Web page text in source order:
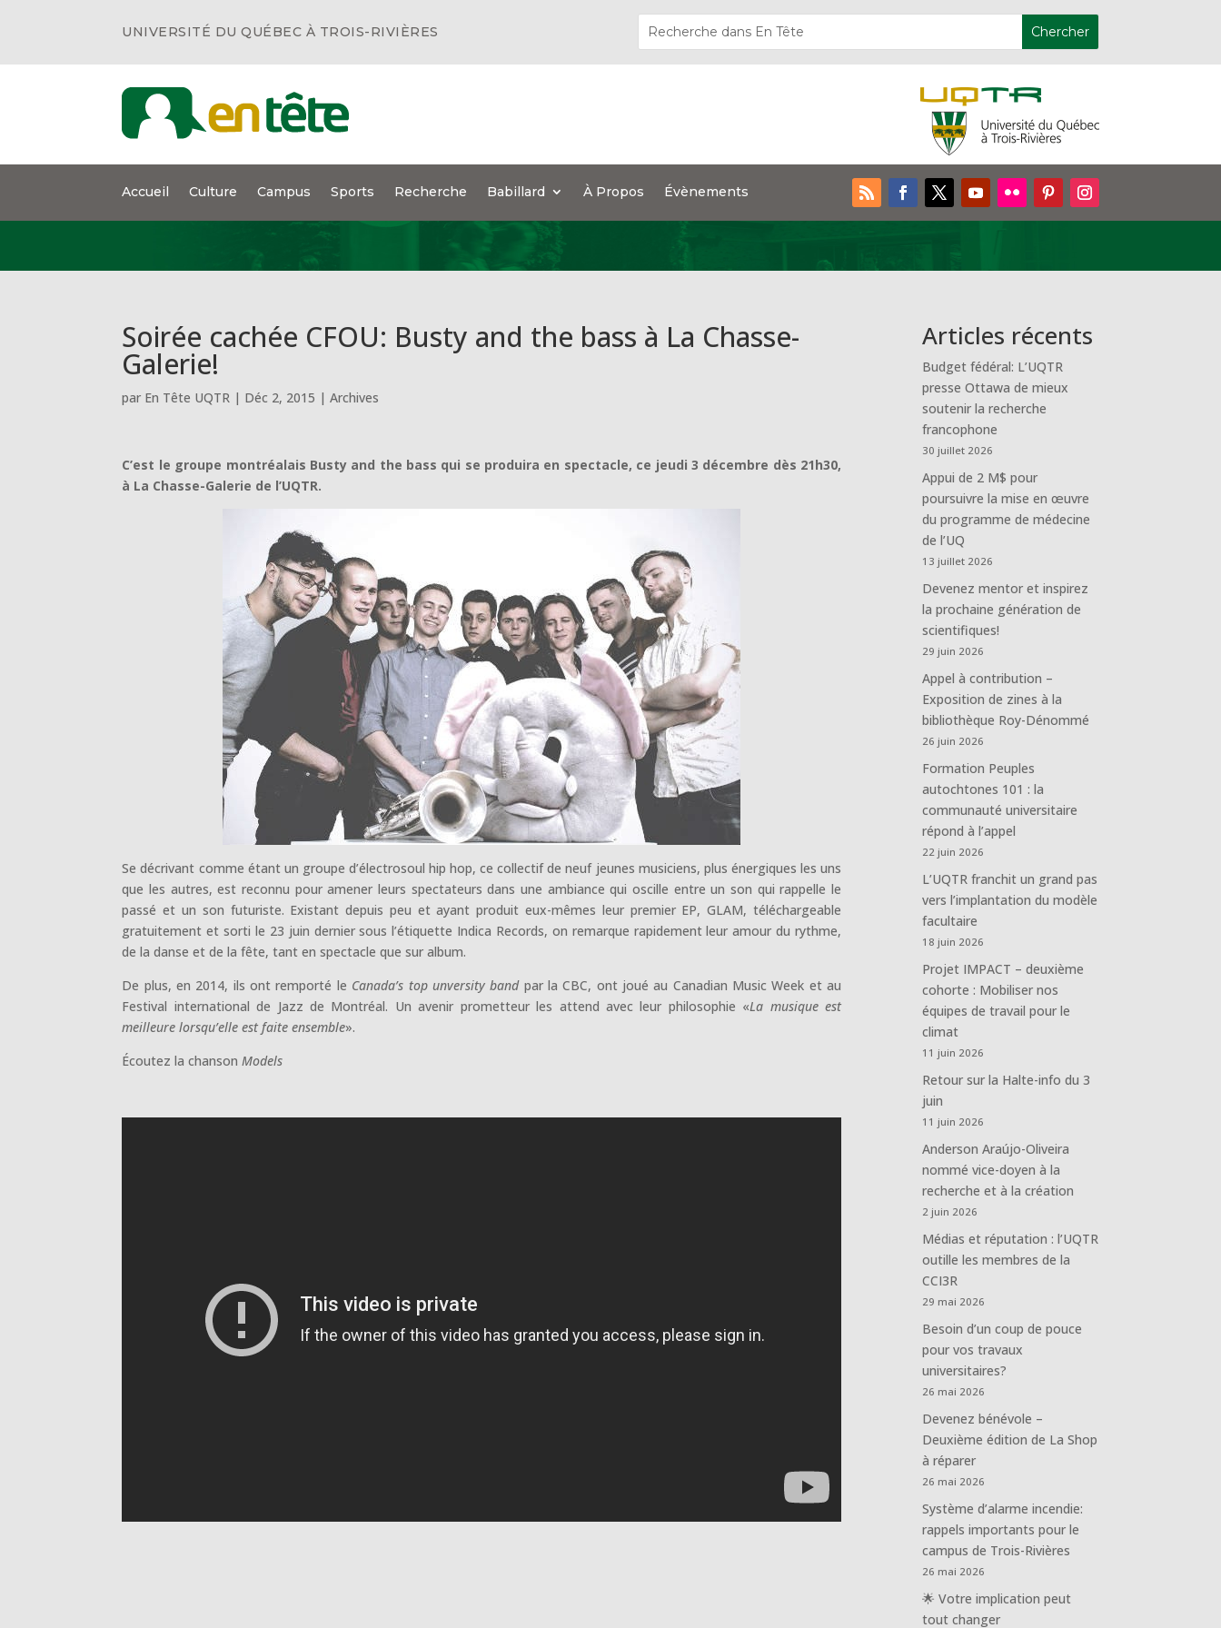
UNIVERSITÉ DU QUÉBEC À TROIS-RIVIÈRES
Accueil Culture Campus Sports Recherche Babillard À Propos Évènements
Soirée cachée CFOU: Busty and the bass à La Chasse-
Galerie!
par En Tête UQTR | Déc 2, 2015 |Archives
C’est le groupe montréalais Busty and the bass qui se produira en spectacle, ce jeudi 3 décembre dès 21h30,
à La Chasse-Galerie de l’UQTR.
Se décrivant comme étant un groupe d’électrosoul hip hop, ce collectif de neuf jeunes musiciens, plus énergiques les uns
que les autres, est reconnu pour amener leurs spectateurs dans une ambiance qui oscille entre un son qui rappelle le
passé et un son futuriste. Existant depuis peu et ayant produit eux-mêmes leur premier EP, GLAM, téléchargeable
gratuitement et sorti le 23 juin dernier sous l’étiquette Indica Records, on remarque rapidement leur amour du rythme,
de la danse et de la fête, tant en spectacle que sur album.
De plus, en 2014, ils ont remporté le Canada’s top unversity bandpar la CBC, ont joué au Canadian Music Week et au
Festival international de Jazz de Montréal. Un avenir prometteur les attend avec leur philosophie «La musique est
meilleure lorsqu’elle est faite ensemble».
Écoutez la chanson Models
Articles récents
Budget fédéral: L’UQTR
presse Ottawa de mieux
soutenir la recherche
francophone
30 juillet 2026
Appui de 2 M$ pour
poursuivre la mise en œuvre
du programme de médecine
de l’UQ
13 juillet 2026
Devenez mentor et inspirez
la prochaine génération de
scientifiques!
29 juin 2026
Appel à contribution –
Exposition de zines à la
bibliothèque Roy-Dénommé
26 juin 2026
Formation Peuples
autochtones 101 : la
communauté universitaire
répond à l’appel
22 juin 2026
L’UQTR franchit un grand pas
vers l’implantation du modèle
facultaire
18 juin 2026
Projet IMPACT – deuxième
cohorte : Mobiliser nos
équipes de travail pour le
climat
11 juin 2026
Retour sur la Halte-info du 3
juin
11 juin 2026
Anderson Araújo-Oliveira
nommé vice-doyen à la
recherche et à la création
2 juin 2026
Médias et réputation : l’UQTR
outille les membres de la
CCI3R
29 mai 2026
Besoin d’un coup de pouce
pour vos travaux
universitaires?
26 mai 2026
Devenez bénévole –
Deuxième édition de La Shop
à réparer
26 mai 2026
Système d’alarme incendie:
rappels importants pour le
campus de Trois-Rivières
26 mai 2026
🌟 Votre implication peut
tout changer